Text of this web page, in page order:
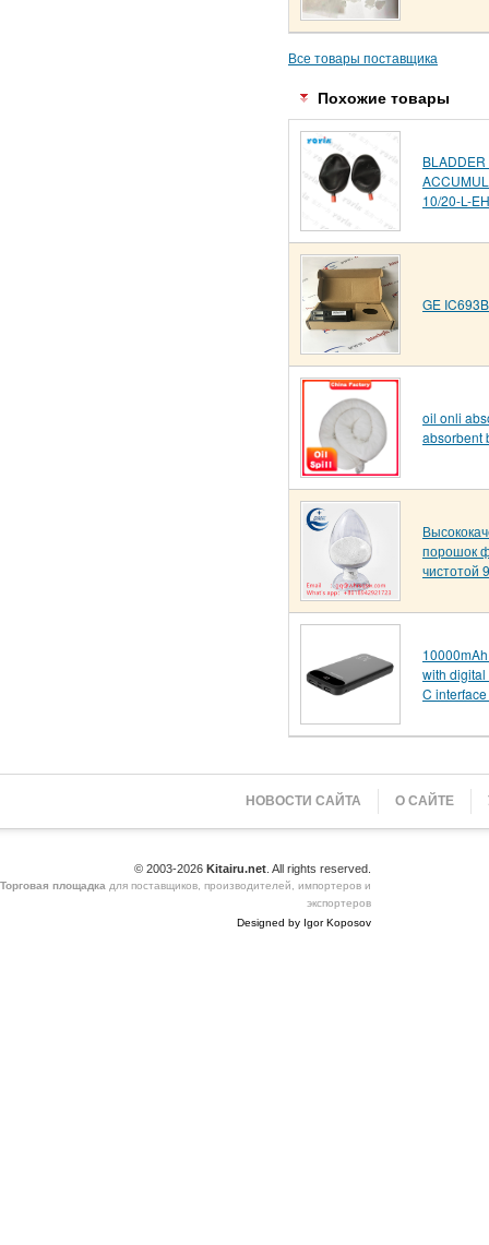
Все товары поставщика
Похожие товары
BLADDER
10/20-L-EH
GE
oil onli
absorbent
порошок
чистотой
with digital
C
НОВОСТИ САЙТА О САЙТЕ
© 2003-2026 Kitairu.net . All rights reserved.
Торговая площадка для поставщиков, производителей, импортеров и
экспортеров
Designed by Igor Koposov